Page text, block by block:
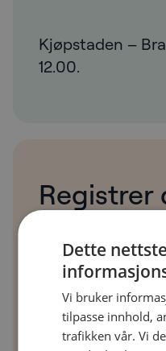
Kjøpstaden –
12.00.
Registrer
Bli med
august. Vi håper
utforske, lære og
Dette
Vi bruker
tilpasse innhold,
trafikken vår. Vi